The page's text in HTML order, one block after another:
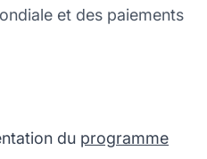
et des paiements
du programme